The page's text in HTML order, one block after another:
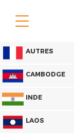
AUTRES
CAMBODGE
INDE
LAOS